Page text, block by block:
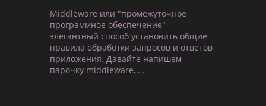
Middleware или "промежуточное
программное обеспечение" -
элегантный способ установить общие
правила обработки запросов и ответов
приложения. Давайте напишем
парочку middleware, …